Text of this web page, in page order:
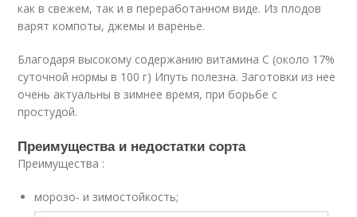
как в свежем, так и в переработанном виде. Из плодов
варят компоты, джемы и варенье.
Благодаря высокому содержанию витамина С (около 17%
суточной нормы в 100 г) Ипуть полезна. Заготовки из нее
очень актуальны в зимнее время, при борьбе с
простудой.
Преимущества и недостатки сорта
Преимущества :
морозо- и зимостойкость;